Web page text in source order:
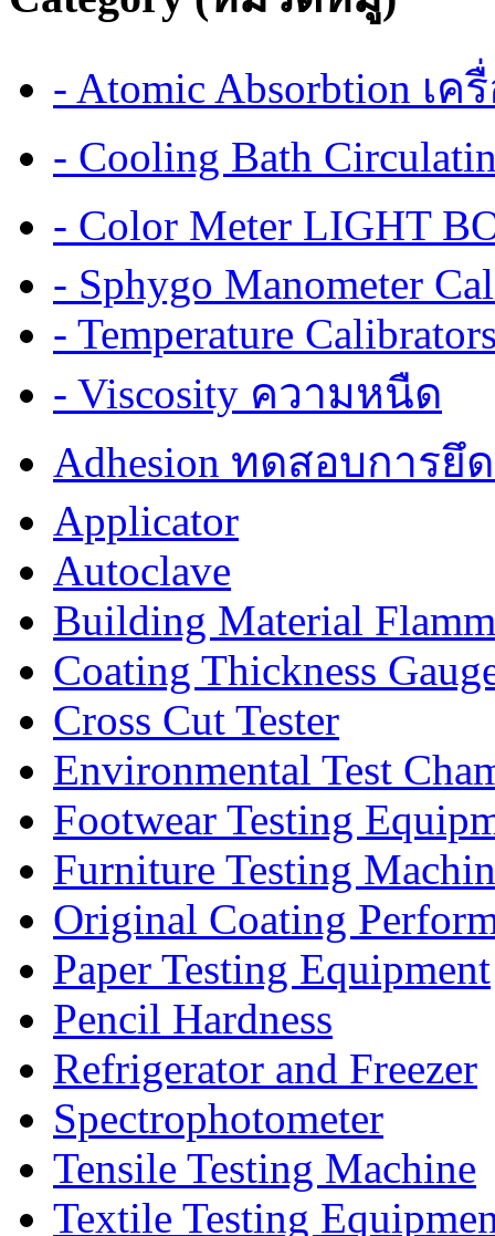
- Atomic Absorbtion เ
- Cooling Bath
- Color Meter LIGHT
- Sphygo Manometer
- Temperature
- Viscosity ความหนืด
Adhesion ทดสอบการยึ
Applicator
Autoclave
Building Material
Coating Thickness
Cross Cut Tester
Environmental Test
Footwear Testing
Furniture Testing
Original Coating
Paper Testing Equipment
Pencil Hardness
Refrigerator and Freezer
Spectrophotometer
Tensile Testing Machine
Textile Testing